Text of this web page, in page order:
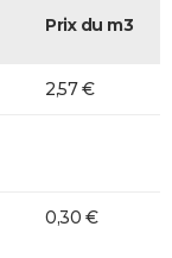
Prix du m3
2,57 €
0,30 €